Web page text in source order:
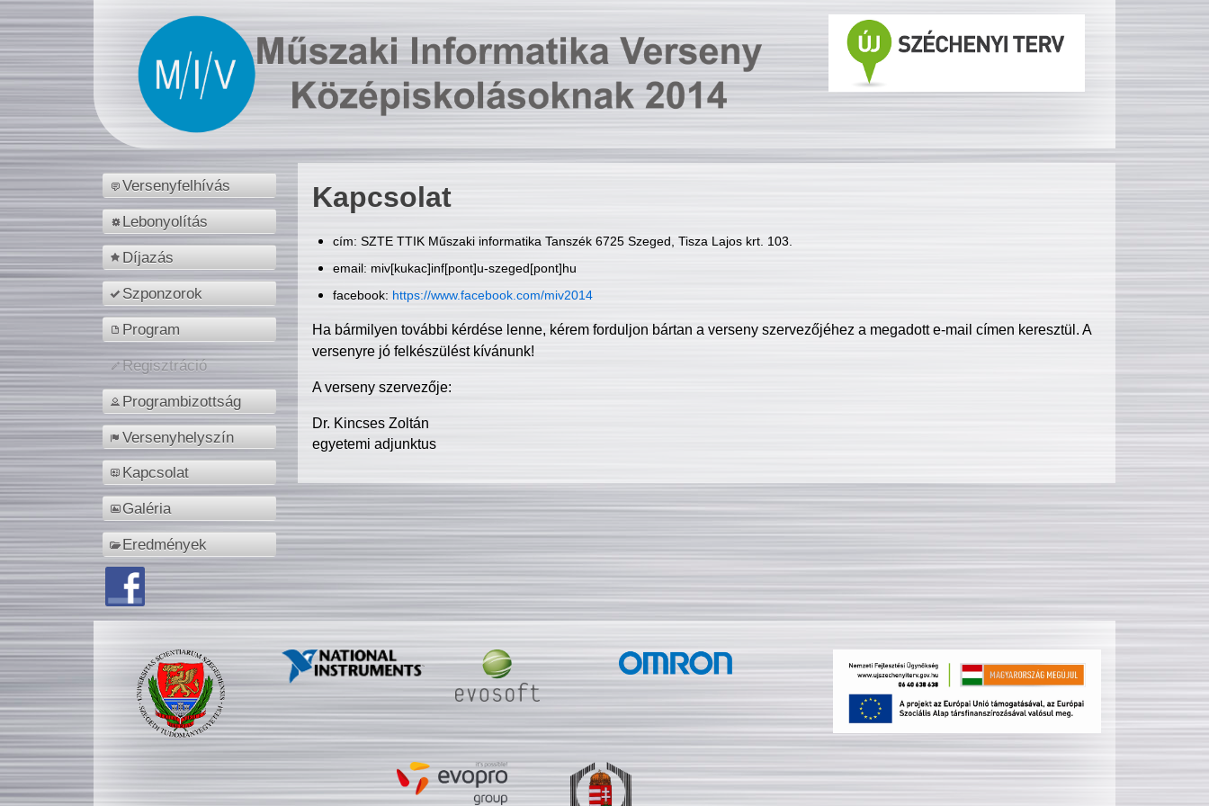
Versenyfelhívás
Lebonyolítás
Díjazás
Szponzorok
Program
Regisztráció
Programbizottság
Versenyhelyszín
Kapcsolat
Galéria
Eredmények
Kapcsolat
cím: SZTE TTIK Műszaki informatika Tanszék 6725 Szeged, Tisza Lajos krt. 103.
email: miv[kukac]inf[pont]u-szeged[pont]hu
facebook: https://www.facebook.com/miv2014
Ha bármilyen további kérdése lenne, kérem forduljon bártan a verseny szervezőjéhez a megadott e-mail címen keresztül. A
versenyre jó felkészülést kívánunk!
A verseny szervezője:
Dr. Kincses Zoltán
egyetemi adjunktus